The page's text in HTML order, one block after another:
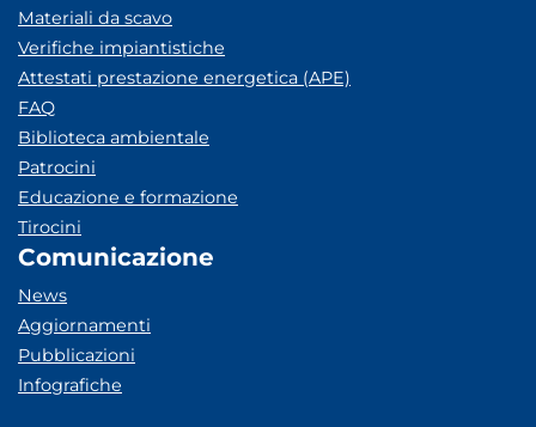
Materiali da scavo
Verifiche impiantistiche
Attestati prestazione energetica (APE)
FAQ
Biblioteca ambientale
Patrocini
Educazione e formazione
Tirocini
Comunicazione
News
Aggiornamenti
Pubblicazioni
Infografiche